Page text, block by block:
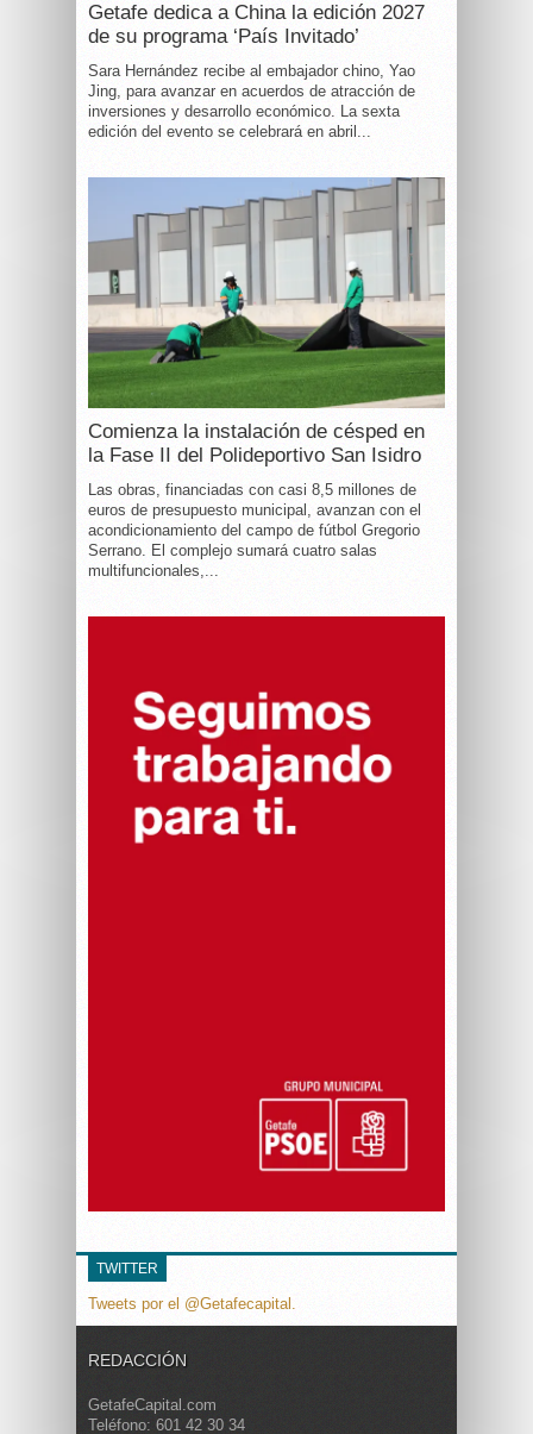
Getafe dedica a China la edición 2027
de su programa ‘País Invitado’
Sara Hernández recibe al embajador chino, Yao
Jing, para avanzar en acuerdos de atracción de
inversiones y desarrollo económico. La sexta
edición del evento se celebrará en abril...
Comienza la instalación de césped en
la Fase II del Polideportivo San Isidro
Las obras, financiadas con casi 8,5 millones de
euros de presupuesto municipal, avanzan con el
acondicionamiento del campo de fútbol Gregorio
Serrano. El complejo sumará cuatro salas
multifuncionales,...
TWITTER
Tweets por el @Getafecapital.
REDACCIÓN
GetafeCapital.com
Teléfono: 601 42 30 34